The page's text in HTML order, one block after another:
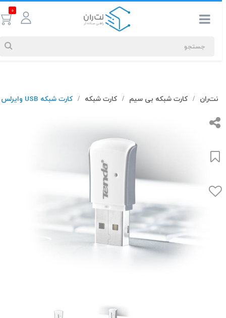
0
جستجوهای
شما
#کابل شبکه
بیشترین
جستجوهای
#کابل شبکه
#کابل شبکه لگراند
نت‌ران کارت شبکه بی سیم کارت شبکه کارت شبکه USB وایرلس تندا W311M